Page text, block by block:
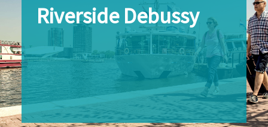
Riverside Debussy